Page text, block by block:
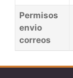
Permisos
envio
correos